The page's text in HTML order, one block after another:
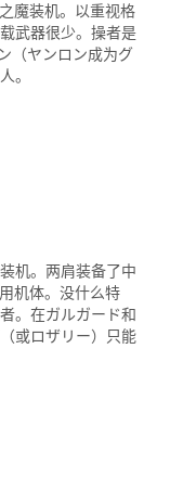
魔装机。以重视格
武器很少。操者是
（ヤンロン成为グ
。
机。两肩装备了中
机体。没什么特
。在ガルガード和
或ロザリー）只能